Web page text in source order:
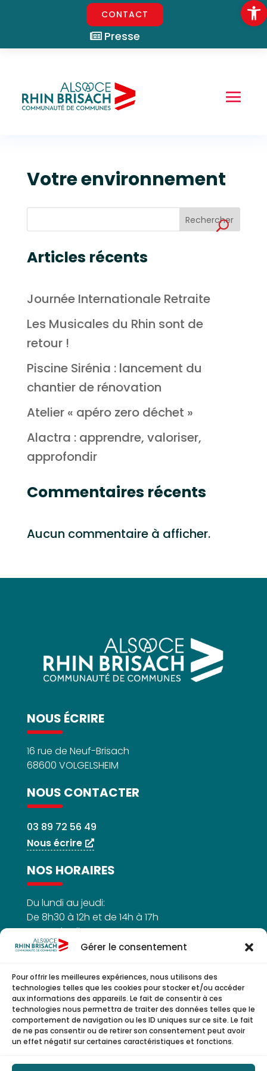
Ouvrir
Gérer le consentement
Pour offrir les meilleures expériences, nous utilisons des
technologies telles que les cookies pour stocker et/ou accéder
aux informations des appareils. Le fait de consentir à ces
technologies nous permettra de traiter des données telles que le
comportement de navigation ou les ID uniques sur ce site. Le fait
de ne pas consentir ou de retirer son consentement peut avoir
un effet négatif sur certaines caractéristiques et fonctions.
Presse
CONTACT
Votre environnement
Rechercher
Articles récents
Journée Internationale Retraite
Les Musicales du Rhin sont de
retour !
Piscine Sirénia : lancement du
chantier de rénovation
Atelier « apéro zero déchet »
Alactra : apprendre, valoriser,
approfondir
Commentaires récents
Aucun commentaire à afficher.
NOUS ÉCRIRE
16 rue de Neuf-Brisach
68600 VOLGELSHEIM
NOUS CONTACTER
03 89 72 56 49
Nous écrire
NOS HORAIRES
Du lundi au jeudi:
De 8h30 à 12h et de 14h à 17h
Le vendredi :
De 8h30h à 12h
NOUS SUIVRE